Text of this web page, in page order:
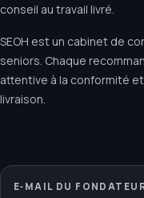
conseil au travail livré.
SEOH est un cabinet de
seniors. Chaque
attentive à la conformité
livraison.
E‑MAIL DU